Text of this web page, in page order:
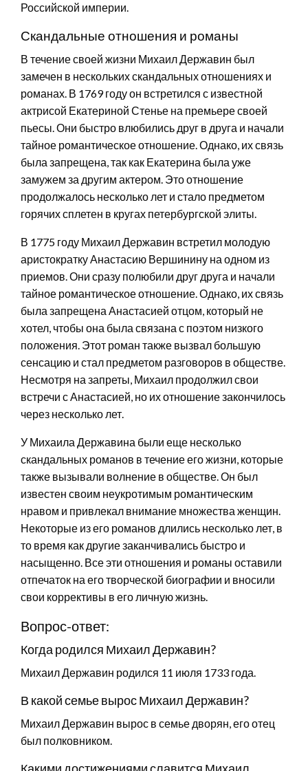
Российской империи.
Скандальные отношения и романы
В течение своей жизни Михаил Державин был
замечен в нескольких скандальных отношениях и
романах. В 1769 году он встретился с известной
актрисой Екатериной Стенье на премьере своей
пьесы. Они быстро влюбились друг в друга и начали
тайное романтическое отношение. Однако, их связь
была запрещена, так как Екатерина была уже
замужем за другим актером. Это отношение
продолжалось несколько лет и стало предметом
горячих сплетен в кругах петербургской элиты.
В 1775 году Михаил Державин встретил молодую
аристократку Анастасию Вершинину на одном из
приемов. Они сразу полюбили друг друга и начали
тайное романтическое отношение. Однако, их связь
была запрещена Анастасией отцом, который не
хотел, чтобы она была связана с поэтом низкого
положения. Этот роман также вызвал большую
сенсацию и стал предметом разговоров в обществе.
Несмотря на запреты, Михаил продолжил свои
встречи с Анастасией, но их отношение закончилось
через несколько лет.
У Михаила Державина были еще несколько
скандальных романов в течение его жизни, которые
также вызывали волнение в обществе. Он был
известен своим неукротимым романтическим
нравом и привлекал внимание множества женщин.
Некоторые из его романов длились несколько лет, в
то время как другие заканчивались быстро и
насыщенно. Все эти отношения и романы оставили
отпечаток на его творческой биографии и вносили
свои коррективы в его личную жизнь.
Вопрос-ответ:
Когда родился Михаил Державин?
Михаил Державин родился 11 июля 1733 года.
В какой семье вырос Михаил Державин?
Михаил Державин вырос в семье дворян, его отец
был полковником.